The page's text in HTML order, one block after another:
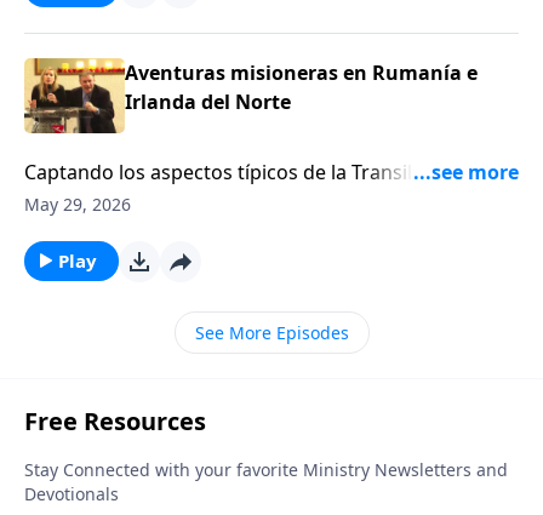
Aventuras misioneras en Rumanía e
Irlanda del Norte
Captando los aspectos típicos de la Transilvania
histórica, Turda es una pequeña ciudad que durante
escalofriante que penetra hasta los huesos. Pero
Dios, qué es más fuerte que cualquier circunstancia,
irrumpió en medio de la comunidad cristiana de
Turda y trajo el calor de su Espíritu Santo y la luz de
May 29, 2026
Play
See More Episodes